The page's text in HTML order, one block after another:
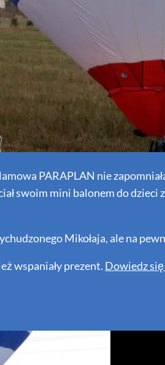
PARAPLAN nie
swoim mini balonem do dzieci
Mikołaja, ale na
wspaniały prezent. Dowiedz